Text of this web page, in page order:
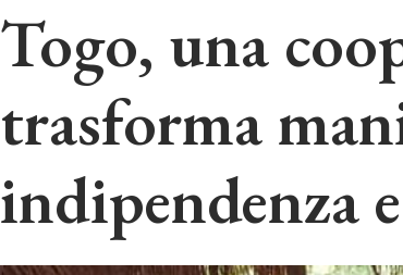
Togo, una
trasforma
indipendenza